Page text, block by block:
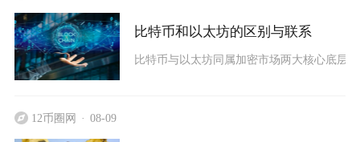
比特币和以太坊的区别与联系
比特币与以太坊同属加密市场两大核心底层
12币圈网 08-09